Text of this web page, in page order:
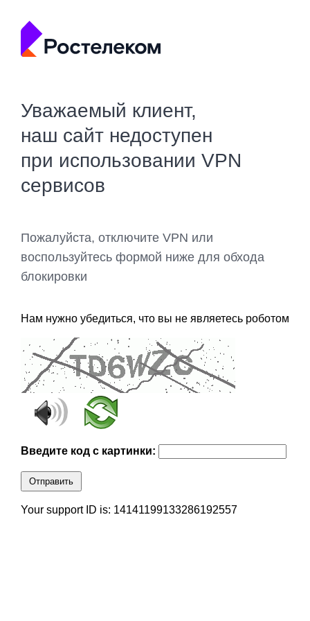
Уважаемый клиент,
наш сайт недоступен
при использовании VPN
сервисов
Пожалуйста, отключите VPN или
воспользуйтесь формой ниже для обхода
блокировки
Нам нужно убедиться, что вы не являетесь роботом
Введите код с картинки:
Отправить
Your support ID is: 14141199133286192557